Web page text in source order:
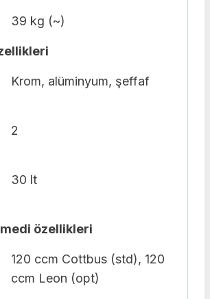
39 kg (~)
Krom, alüminyum, şeffaf
2
30 lt
özellikleri
120 ccm Cottbus (std), 120
ccm Leon (opt)